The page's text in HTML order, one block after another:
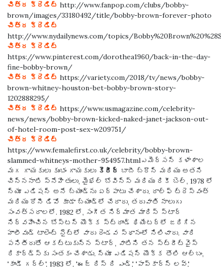
చిత్ర క్రెడిట్ http://www.fanpop.com/clubs/bobby-
brown/images/33180492/title/bobby-brown-forever-photo
చిత్ర క్రెడిట్
http://www.nydailynews.com/topics/
చిత్ర క్రెడిట్
https://www.pinterest.com/dorothea1960/back-in-the-day-
fine-bobby-brown/
చిత్ర క్రెడిట్ https://variety.com/2018/tv/news/bobby-
brown-whitney-houston-bet-bobby-brown-story-
1202888295/
చిత్ర క్రెడిట్ https://www.usmagazine.com/celebrity-
news/news/bobby-brown-kicked-naked-janet-jackson-out-
of-hotel-room-post-sex-w209751/
చిత్ర క్రెడిట్
https://www.femalefirst.co.uk/celebrity/bobby-brown-
slammed-whitneys-mother-954957.htmlఎమెర్సన్ కళాశాల
మగ గాయకులు కుంభం గాయకులు కెరీర్ బాబీ బ్రౌన్ మరియు అతని
చిన్ననాటి స్నేహితులు, మైఖేల్ బోవిన్స్ మరియు రికీ బెల్, 1978 లో
న్యూ ఎడిషన్ అనే బ్యాండ్‌ను ఏర్పాటు చేశారు. రాల్ఫ్ ట్రెస్వంత్
మరియు రోనీ డివో కూడా బ్యాండ్‌లో చేరారు, తరువాతి నాలుగు
సంవత్సరాలలో. 1982 లో, సంగీత నిర్మాత మారిస్ స్టార్
నిర్వహించిన బోస్టన్ యొక్క స్ట్రాండ్ థియేటర్‌లో జరిగిన
హాలీవుడ్ టాలెంట్ నైట్‌లో వారు రెండవ స్థానంలో నిలిచారు. వారి
పనితీరుతో ఆకట్టుకున్న స్టార్, వాటిని తన స్ట్రీట్‌వైస్
రికార్డ్స్‌కు సంతకం చేశాడు. న్యూ ఎడిషన్ యొక్క తొలి ఆల్బం,
'కాండీ గర్ల్', 1983 లో, 'ఈజ్ దిస్ ది ఎండ్,' 'పాప్‌కార్న్ లవ్,'